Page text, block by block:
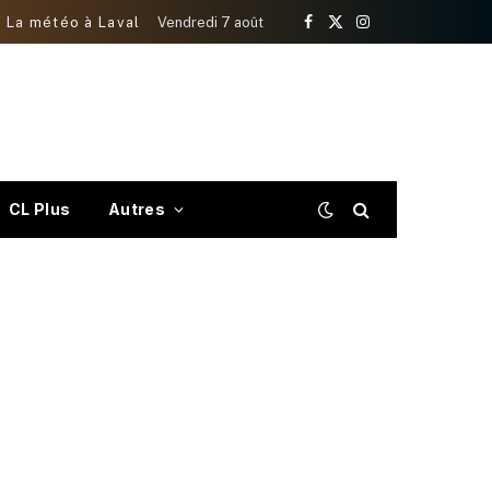
La météo à Laval Vendredi 7 août
Facebook
X
Instagram
CL Plus Autres